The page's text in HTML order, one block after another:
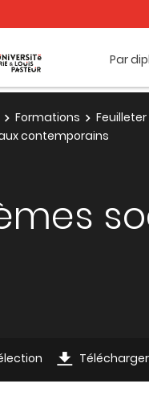
Par
Formations
contemporains
Télécharger